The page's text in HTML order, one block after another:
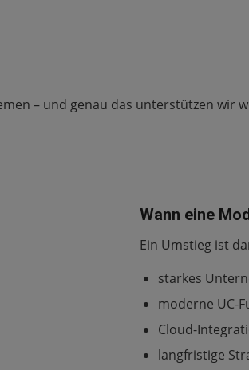
– und genau das unterstützen wir
Wann eine
Ein Umstieg ist
starkes
moderne UC-
Cloud-
langfristige